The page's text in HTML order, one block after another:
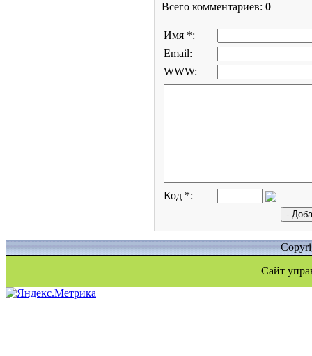
Всего комментариев: 0
Имя *:
Email:
WWW:
Код *:
Сайт